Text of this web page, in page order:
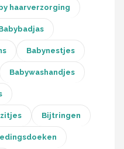
haarverzorging
Babynestjes
Babywashandjes
Bijtringen